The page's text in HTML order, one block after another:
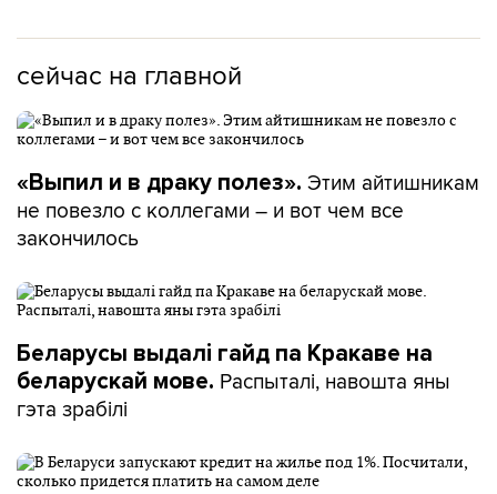
сейчас на главной
«Выпил и в драку полез». Этим айтишникам
не повезло с коллегами – и вот чем все
закончилось
Беларусы выдалі гайд па Кракаве на
беларускай мове. Распыталі, навошта яны
гэта зрабілі